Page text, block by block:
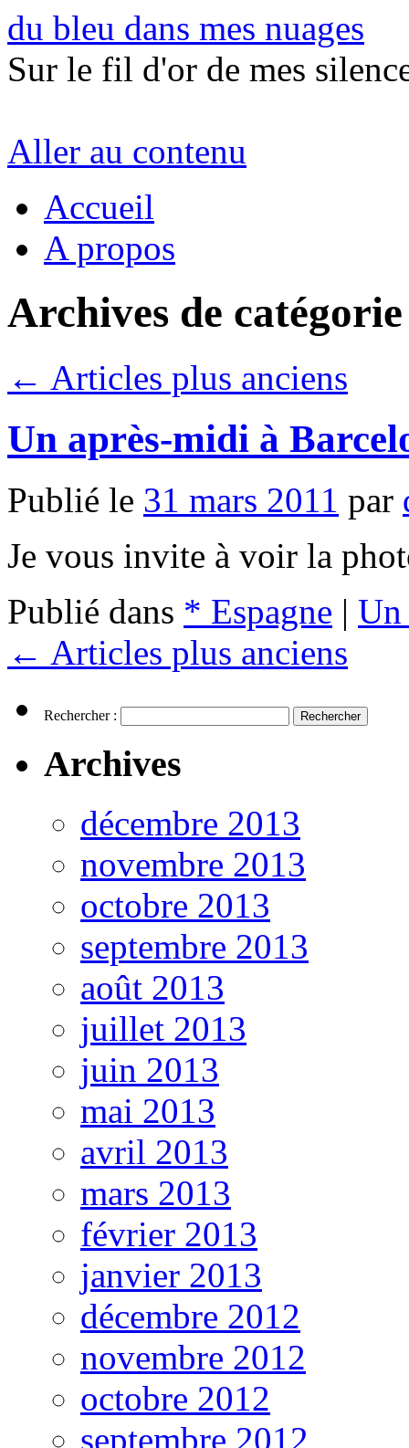
du bleu dans mes nuages
Sur le fil d'or de mes
Aller au contenu
Accueil
A propos
Archives de
← Articles plus anciens
Un après-midi à
Publié le 31 mars 2011 par
Je vous invite à voir la
Publié dans * Espagne | Un
← Articles plus anciens
Rechercher :
Archives
décembre 2013
novembre 2013
octobre 2013
septembre 2013
août 2013
juillet 2013
juin 2013
mai 2013
avril 2013
mars 2013
février 2013
janvier 2013
décembre 2012
novembre 2012
octobre 2012
septembre 2012